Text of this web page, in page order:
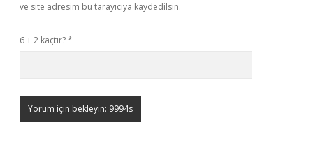
ve site adresim bu tarayıcıya kaydedilsin.
6 + 2 kaçtır?*